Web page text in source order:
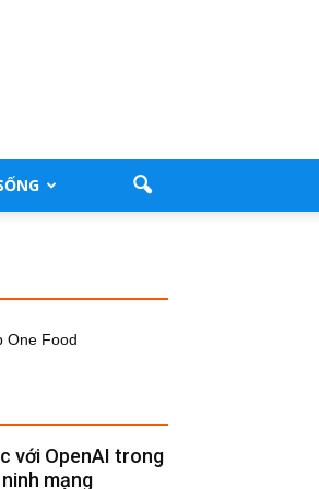
với OpenAI trong
mạng